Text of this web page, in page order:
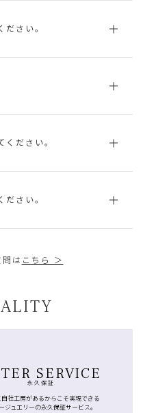
さい。
ださい。
さい。
は こちら ＞
SERVICE
永久保証
自社工房があるからこそ実現できる
ジュエリーの永久保証サービス。